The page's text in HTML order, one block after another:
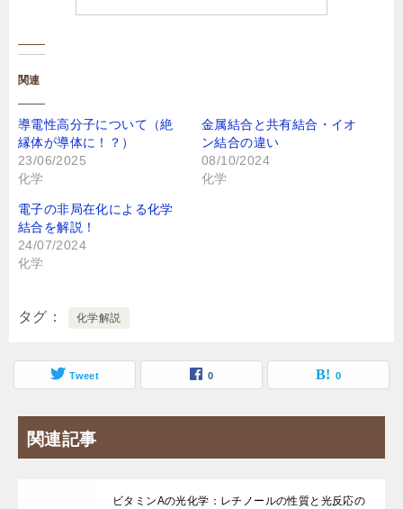
関連
導電性高分子について（絶
縁体が導体に！？）
23/06/2025
化学
金属結合と共有結合・イオ
ン結合の違い
08/10/2024
化学
電子の非局在化による化学
結合を解説！
24/07/2024
化学
タグ 化学解説
Tweet 0 0
関連記事
ビタミンAの光化学：レチノールの性質と光反応の